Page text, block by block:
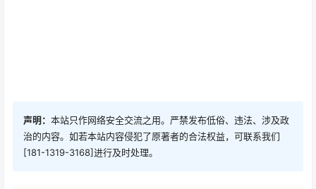
声明： 本站只作网络安全交流之用。严禁发布低俗、违法、涉及政
治的内容。如若本站内容侵犯了原著者的合法权益，可联系我们
[181-1319-3168]进行及时处理。